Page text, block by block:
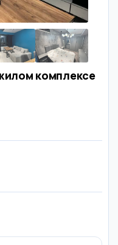
комплексе